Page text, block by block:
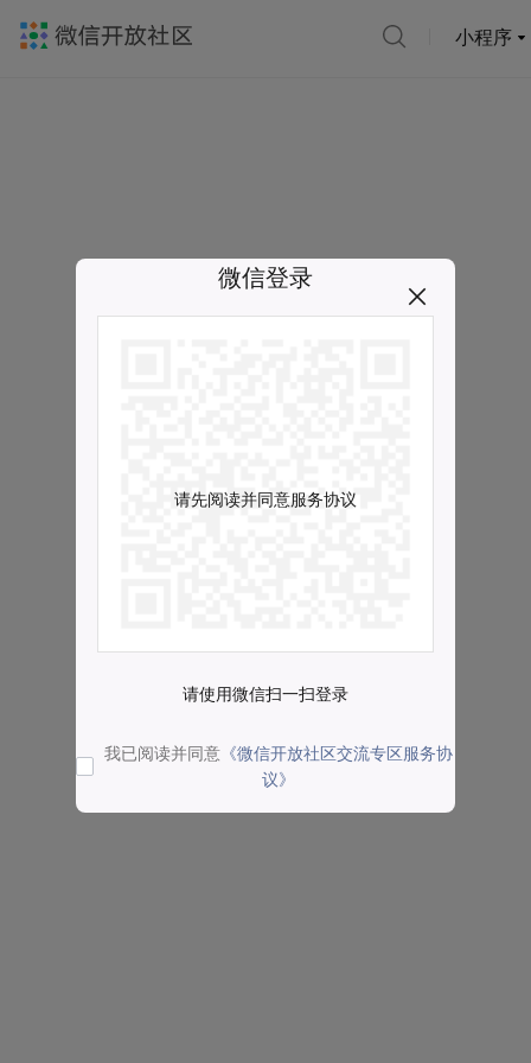
小程序
微信登录
请先阅读并同意服务协议
请使用微信扫一扫登录
我已阅读并同意 《微信开放社区交流专区服务协
议》